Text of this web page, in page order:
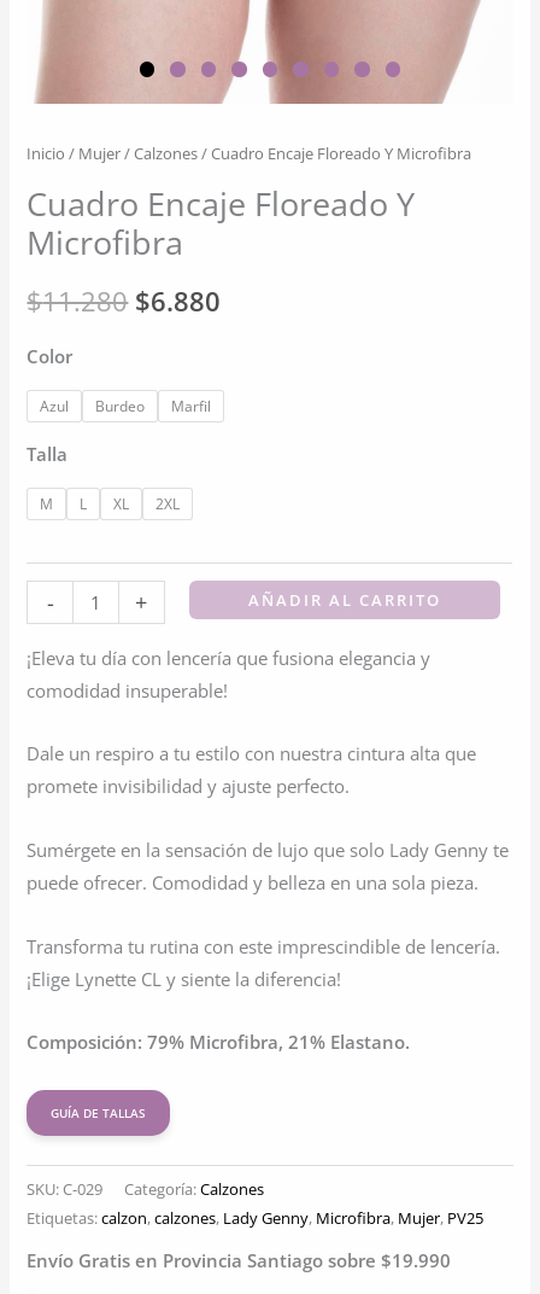
Inicio / Mujer/Calzones/ Cuadro Encaje Floreado Y Microfibra
Cuadro Encaje Floreado Y
Microfibra
$11.280 El
original
$11.280.
$6.880
actual
Color
Azul Burdeo Marfil
Talla
M L XL 2XL
-
Encaje
Floreado
Y
cantidad
+ AÑADIR AL CARRITO
¡Eleva tu día con lencería que fusiona elegancia y
comodidad insuperable!
Dale un respiro a tu estilo con nuestra cintura alta que
promete invisibilidad y ajuste perfecto.
Sumérgete en la sensación de lujo que solo Lady Genny te
puede ofrecer. Comodidad y belleza en una sola pieza.
Transforma tu rutina con este imprescindible de lencería.
¡Elige Lynette CL y siente la diferencia!
Composición: 79% Microfibra, 21% Elastano.
GUÍA DE TALLAS
SKU: C-029 Categoría:Calzones
Etiquetas:calzon,calzones, Lady Genny, Microfibra, Mujer, PV25
Envío Gratis en Provincia Santiago sobre $19.990